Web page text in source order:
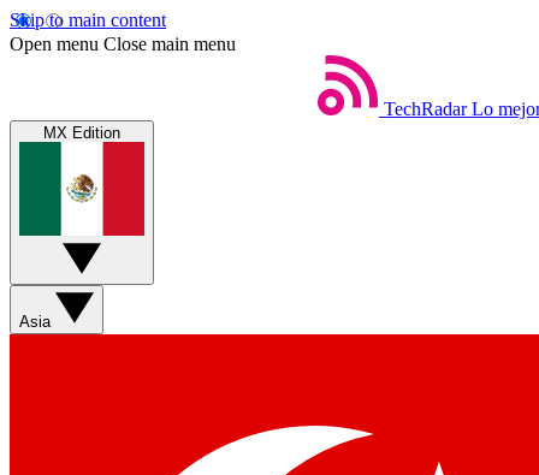
Skip to main content
Open menu Close main menu
TechRadar Lo
MX Edition
Asia